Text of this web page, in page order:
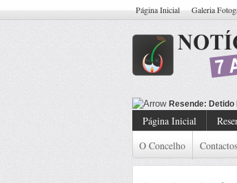
Página Inicial Galeria
Resende: Detido
Página Inicial
O Concelho